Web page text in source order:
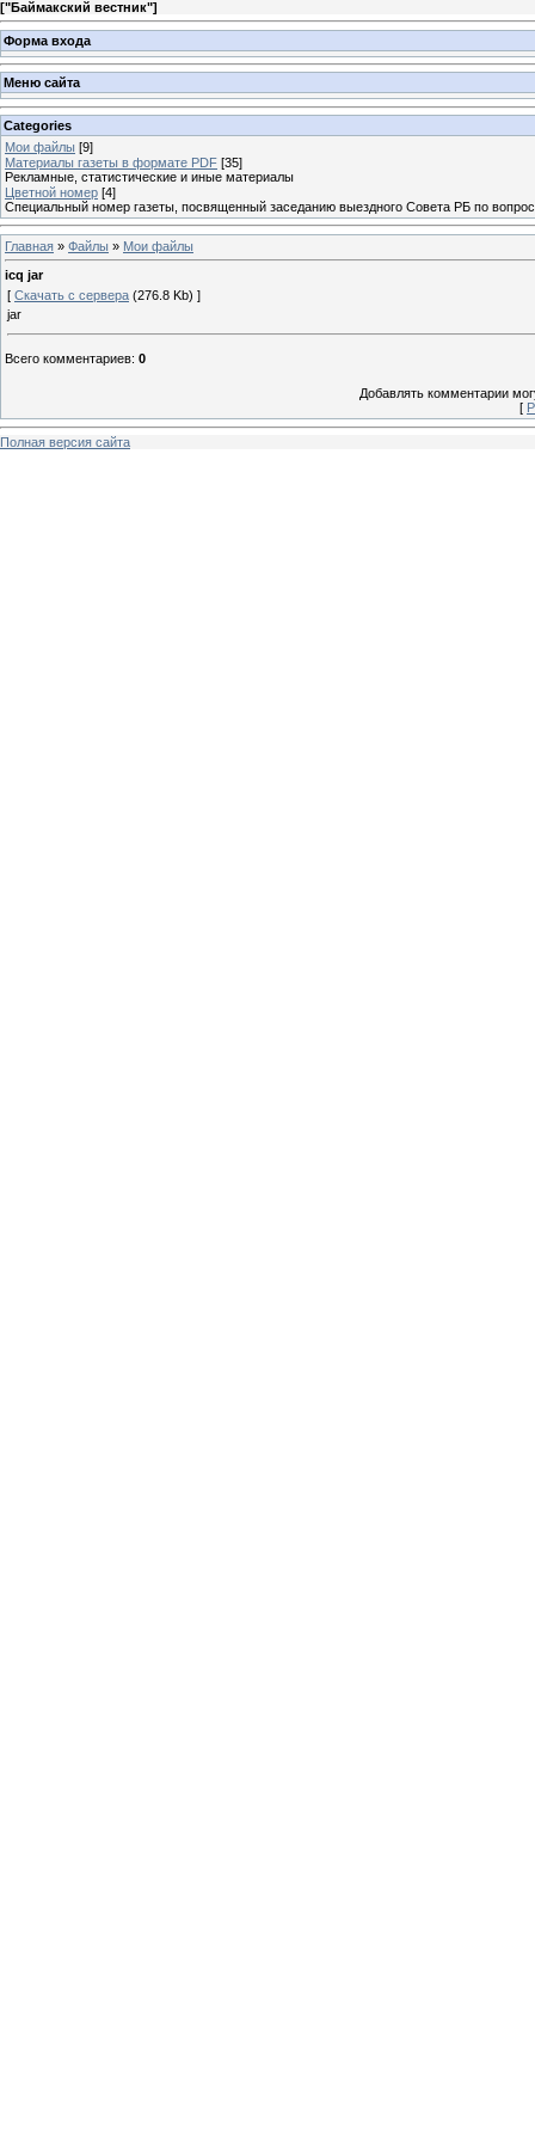
["Баймакский вестник"]
Форма входа
Меню сайта
Categories
Мои файлы [9]
Материалы газеты в формате PDF [35]
Рекламные, статистические и иные материалы
Цветной номер [4]
Специальный номер газеты, посвященный заседанию выездного Совета РБ по
Главная » Файлы » Мои файлы
icq jar
[ Скачать с сервера (276.8 Kb) ]
jar
Всего комментариев: 0
Добавлять комментарии
[
Полная версия сайта